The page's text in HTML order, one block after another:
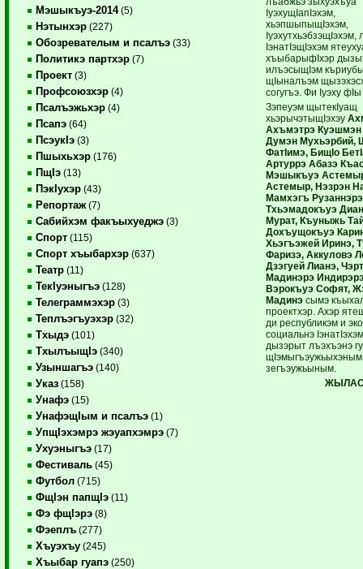
Мэшыкъуэ-2014(5)
Нэтынхэр (227)
Обозревателым и псалъэ (33)
Политикэ партхэр (7)
Проект (3)
Профсоюзхэр (4)
Псалъэжьхэр (4)
Псапэ (64)
ПсэукIэ (3)
Пшыхьхэр (176)
ПщIэ (13)
ПэкIухэр (43)
Репортаж (7)
Сабийхэм факъыхуеджэ (3)
Спорт (115)
Спорт хъыбархэр (637)
Театр (11)
ТекIуэныгъэ (128)
Телеграммэхэр (3)
Теплъэгъуэхэр (32)
Тхыдэ (101)
ТхылъыщIэ (340)
Узыншагъэ (140)
Указ (158)
Унафэ (15)
УнафэщIым и псалъэ (1)
УпщIэхэмрэ жэуапхэмрэ (7)
Ухуэныгъэ (17)
Фестиваль (45)
Футбол (715)
ФщIэн папщIэ (11)
Фэ фщIэрэ (8)
Фэеплъ (277)
Хъуэхъу (245)
Хъыбар гуапэ (250)
IуэхущIапIэхэм,
хьэпшыпыщIэхэм,
IуэхутхьэбзэщIэхэм,
IэнатIэщIэхэм
хъыбарыфIхэр
илъэсыщIэм
щIыналъэм
согугъэ. Фи Iуэху фIы
Зэпеуэм щытекIуащ
хьэрычэтыщIэхэу
Ахъмэтрэ Куэшмэн
Думэн Мухьэрбий,
ФатIимэ, БищIо
Артуррэ Абазэ
Мэшыкъуэ
Астемыр, Нэзрэн
Мамхэгъ
Тхьэмадокъуэ
Мурат, Къуныжь
Дохъущокъуэ
Хьэгъэжей Иринэ,
Фаризэ, Аккуловэ
Дзэгуей Лианэ,
Мадинэрэ
Вэрокъуэ Софят,
Мадинэсымэ
проектхэр. Ахэр
ди республикэм и
социальнэ
дызэрыт лъэхъэнэ
зегъэужьыным.